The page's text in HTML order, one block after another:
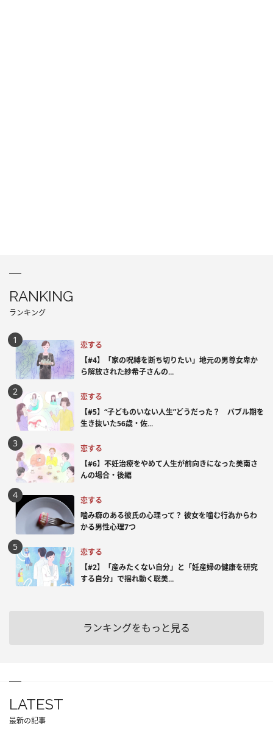
RANKING
ランキング
恋する
【#4】「家の呪縛を断ち切りたい」地元の男尊女卑か
ら解放された紗希子さんの...
恋する
【#5】“子どものいない人生”どうだった？ バブル期を
生き抜いた56歳・佐...
恋する
【#6】不妊治療をやめて人生が前向きになった美南さ
んの場合・後編
恋する
噛み癖のある彼氏の心理って？ 彼女を噛む行為からわ
かる男性心理7つ
恋する
【#2】「産みたくない自分」と「妊産婦の健康を研究
する自分」で揺れ動く聡美...
ランキングをもっと見る
LATEST
最新の記事